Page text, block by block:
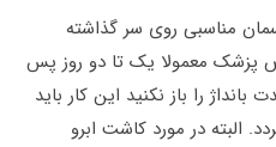
مناسبی روی سر گذاشته
پزشک معمولا یک تا دو روز پس
را باز نکنید این کار باید
البته در مورد کاشت ابرو